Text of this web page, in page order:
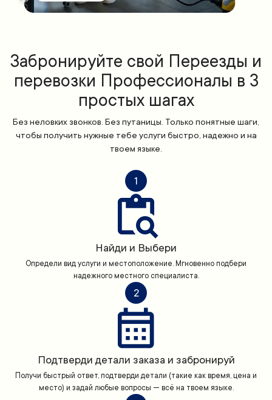
Забронируйте свой Переезды и
перевозки Профессионалы в 3
простых шагах
Без неловких звонков. Без путаницы. Только понятные шаги,
чтобы получить нужные тебе услуги быстро, надежно и на
твоем языке.
1
Найди и Выбери
Определи вид услуги и местоположение. Мгновенно подбери
надежного местного специалиста.
2
Подтверди детали заказа и забронируй
Получи быстрый ответ, подтверди детали (такие как время, цена и
место) и задай любые вопросы — всё на твоем языке.